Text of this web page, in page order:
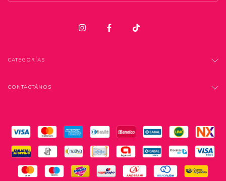
CATEGORÍAS
CONTACTÁNOS